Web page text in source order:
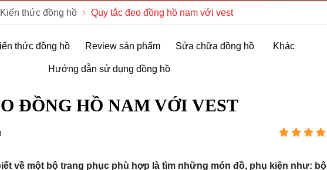
Kiến thức đồng hồ Quy tắc đeo đồng hồ nam với vest
thức đồng hồ Review sản phẩm Sửa chữa đồng hồ Khác
Hướng dẫn sử dụng đồng hồ
ĐỒNG HỒ NAM VỚI VEST
về một bộ trang phục phù hợp là tìm những món đồ, phụ kiện như: bộ